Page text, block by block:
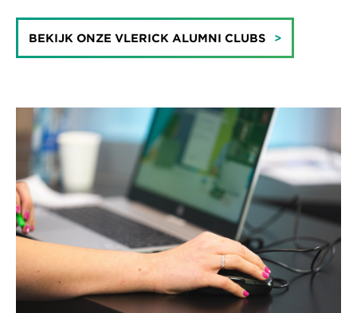
BEKIJK ONZE VLERICK ALUMNI CLUBS